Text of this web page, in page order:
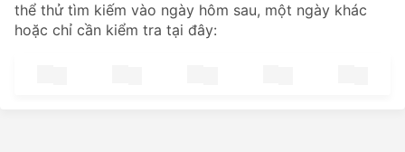
thể thử tìm kiếm vào ngày hôm sau, một ngày khác
hoặc chỉ cần kiểm tra tại đây: